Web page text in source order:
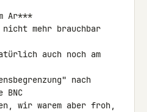
Ar***
nicht mehr brauchbar
auch noch am
nach
wir warem aber froh,